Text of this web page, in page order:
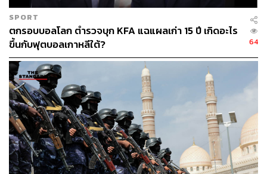
เปิดเหตุผล บุรินทร์คาดการณ์ สงครามจบภายใน 2
เดือน
อย่างไรก็ตาม ยังมองบวกโดยประเมินว่า สงครามน่าจะจบลง
ได้เร็วที่สุดภายใน 2 เดือน เนื่องจากสหรัฐฯ ต้องการให้จบเร็ว
อยู่แล้ว นอกจากนี้ ประเทศรอบข้างในภูมิภาคก็เริ่มไม่ไหว
แล้ว เนื่องจากได้รับผลกระทบ และไม่ต้องการให้สถานการณ์
ยืดเยื้อ
บุรินทร์ ยังกล่าวต่อว่า ยังมีปัจจัยด้านเสบียงอาหารและน้ำใน
ภูมิภาคอ่าวเปอร์เซียที่บีบบังคับให้สงครามอาจต้องรีบจบเร็ว
SPORT
ตกรอบบอลโลก ตำรวจบุก KFA แฉแผลเก่า 15 ปี เกิดอะไร
ขึ้นกับฟุตบอลเกาหลีใต้?
64